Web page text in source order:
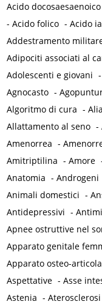
Acido docosaesaenoico
-Acido folico -Acido
Addestramento
Adipociti associati al
Adolescenti e giovani
Agnocasto -
Algoritmo di cura -
Allattamento al seno -
Amenorrea -
Amitriptilina -Amore
Anatomia -Androgeni
Animali domestici -
Antidepressivi -
Apnee ostruttive nel
Apparato genitale
Apparato osteo-
Aspettative -Asse
Astenia -Aterosclerosi